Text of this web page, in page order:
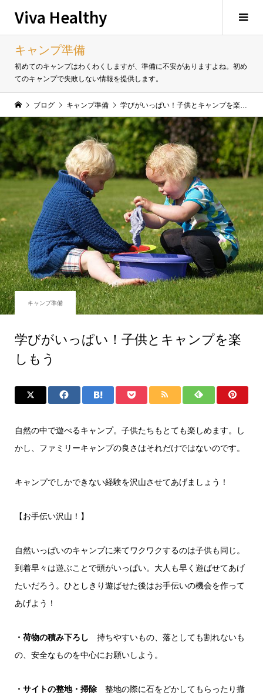
Viva Healthy
キャンプ準備
初めてのキャンプはわくわくしますが、準備に不安がありますよね。初め
てのキャンプで失敗しない情報を提供します。
ブログ キャンプ準備 学びがいっぱい！子供とキャンプを楽しもう
キャンプ準備
学びがいっぱい！子供とキャンプを楽
しもう
自然の中で遊べるキャンプ。子供たちもとても楽しめます。し
かし、ファミリーキャンプの良さはそれだけではないのです。
キャンプでしかできない経験を沢山させてあげましょう！
【お手伝い沢山！】
自然いっぱいのキャンプに来てワクワクするのは子供も同じ。
到着早々は遊ぶことで頭がいっぱい。大人も早く遊ばせてあげ
たいだろう。ひとしきり遊ばせた後はお手伝いの機会を作って
あげよう！
・荷物の積み下ろし 持ちやすいもの、落としても割れないも
の、安全なものを中心にお願いしよう。
・サイトの整地・掃除整地の際に石をどかしてもらったり撤